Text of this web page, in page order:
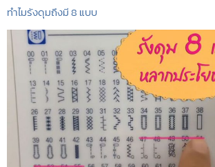
ทำไมรังดุมถึงมี 8 แบบ